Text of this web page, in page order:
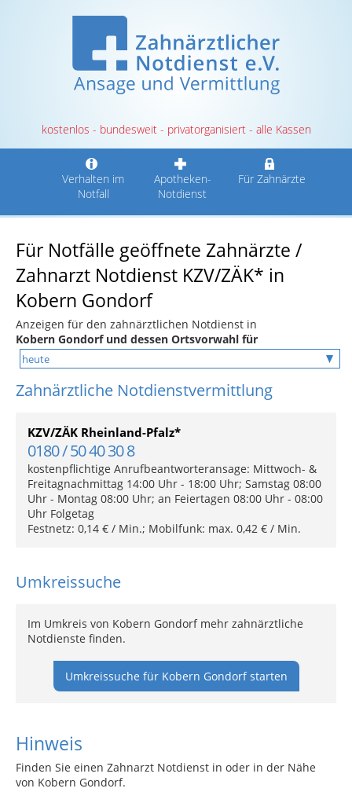
kostenlos - bundesweit - privatorganisiert - alle Kassen
Verhalten im
Notfall
Apotheken-
Notdienst
Für Zahnärzte
Für Notfälle geöffnete Zahnärzte /
Zahnarzt Notdienst KZV/ZÄK* in
Kobern Gondorf
Anzeigen für den zahnärztlichen Notdienst in
Kobern Gondorf und dessen Ortsvorwahl für
Zahnärztliche Notdienstvermittlung
KZV/ZÄK Rheinland-Pfalz*
0180 / 50 40 30 8
kostenpflichtige Anrufbeantworteransage: Mittwoch- &
Freitagnachmittag 14:00 Uhr - 18:00 Uhr; Samstag 08:00
Uhr - Montag 08:00 Uhr; an Feiertagen 08:00 Uhr - 08:00
Uhr Folgetag
Festnetz: 0,14 € / Min.; Mobilfunk: max. 0,42 € / Min.
Umkreissuche
Im Umkreis von Kobern Gondorf mehr zahnärztliche
Notdienste finden.
Umkreissuche für Kobern Gondorf starten
Hinweis
Finden Sie einen Zahnarzt Notdienst in oder in der Nähe
von Kobern Gondorf.